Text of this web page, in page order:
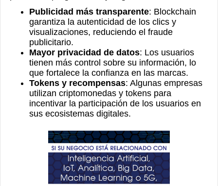
Publicidad más transparente: Blockchain
garantiza la autenticidad de los clics y
visualizaciones, reduciendo el fraude
publicitario.
Mayor privacidad de datos: Los usuarios
tienen más control sobre su información, lo
que fortalece la confianza en las marcas.
Tokens y recompensas: Algunas empresas
utilizan criptomonedas y tokens para
incentivar la participación de los usuarios en
sus ecosistemas digitales.